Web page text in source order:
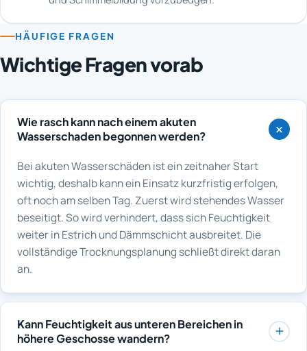
HÄUFIGE FRAGEN
Wichtige Fragen vorab
Wie rasch kann nach einem akuten
Wasserschaden begonnen werden?
Bei akuten Wasserschäden ist ein zeitnaher Start
wichtig, deshalb kann ein Einsatz kurzfristig erfolgen,
oft noch am selben Tag. Zuerst wird stehendes Wasser
beseitigt. So wird verhindert, dass sich Feuchtigkeit
weiter in Estrich und Dämmschicht ausbreitet. Die
vollständige Trocknungsplanung schließt direkt daran
an.
Kann Feuchtigkeit aus unteren Bereichen in
höhere Geschosse wandern?